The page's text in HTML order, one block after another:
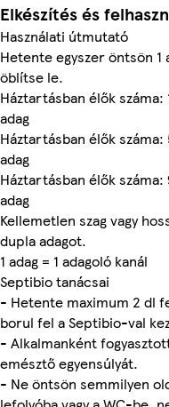
Elkészítés és
Használati útmutató
Hetente egyszer öntsön 1
öblítse le.
Háztartásban élők
adag
Háztartásban élők
adag
Háztartásban élők
adag
Kellemetlen szag vagy
dupla adagot.
1 adag = 1 adagoló kanál
Septibio tanácsai
- Hetente maximum 2 dl
borul fel a Septibio-val
- Alkalmanként
emésztő egyensúlyát.
- Ne öntsön semmilyen